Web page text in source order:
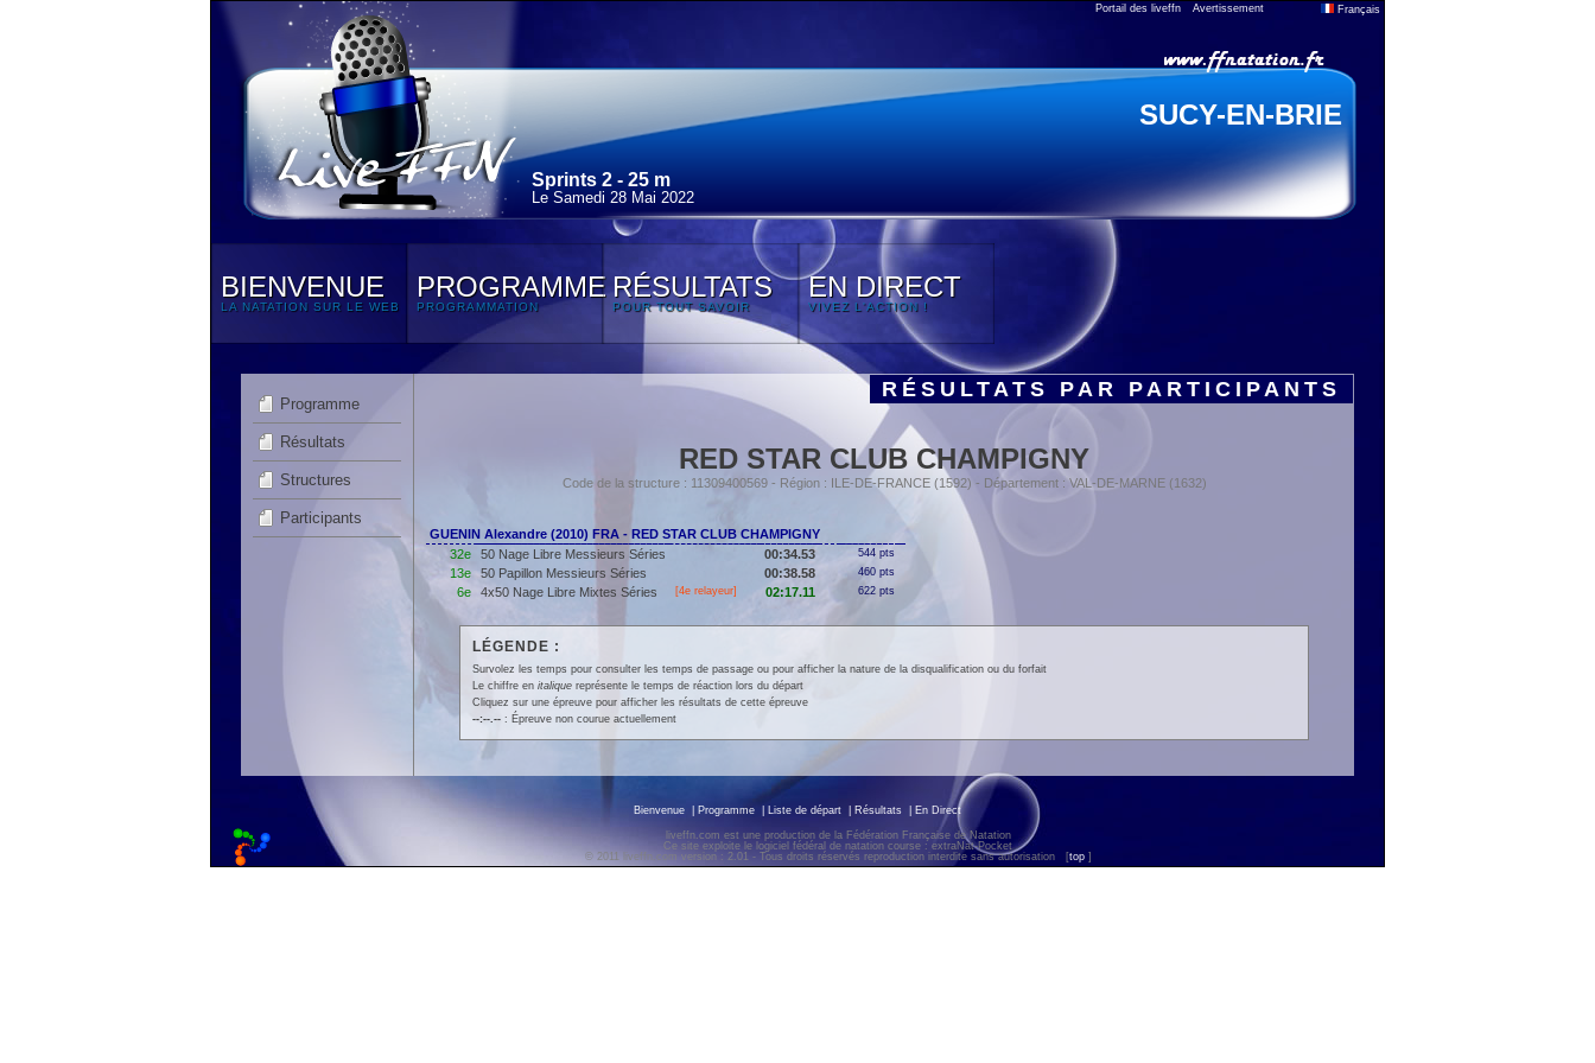
Portail des liveffn Avertissement Français
SUCY-EN-BRIE
Sprints 2 - 25 m
Le Samedi 28 Mai 2022
BIENVENUE
LA NATATION SUR LE WEB
PROGRAMME
PROGRAMMATION
RÉSULTATS
POUR TOUT SAVOIR
EN DIRECT
VIVEZ L'ACTION !
Programme
Résultats
Structures
Participants
RÉSULTATS PAR PARTICIPANTS
RED STAR CLUB CHAMPIGNY
Code de la structure : 11309400569 - Région : ILE-DE-FRANCE (1592) - Département : VAL-DE-MARNE (1632)
GUENIN Alexandre (2010) FRA - RED STAR CLUB CHAMPIGNY
32e
50 Nage Libre Messieurs Séries 00:34.53 544 pts
13e 50 Papillon Messieurs Séries 00:38.58 460 pts
6e 4x50 Nage Libre Mixtes Séries [4e relayeur] 02:17.11 622 pts
LÉGENDE :
Survolez les temps pour consulter les temps de passage ou pour afficher la nature de la disqualification ou du forfait
Le chiffre en italiquereprésente le temps de réaction lors du départ
Cliquez sur une épreuve pour afficher les résultats de cette épreuve
--:--.--: Épreuve non courue actuellement
Bienvenue Programme Liste de départ Résultats En Direct
liveffn.com est une production de la Fédération Française de Natation
Ce site exploite le logiciel fédéral de natation course : extraNat-Pocket
© 2011 liveffn.com version : 2.01 - Tous droits réservés reproduction interdite sans autorisation
[top ]